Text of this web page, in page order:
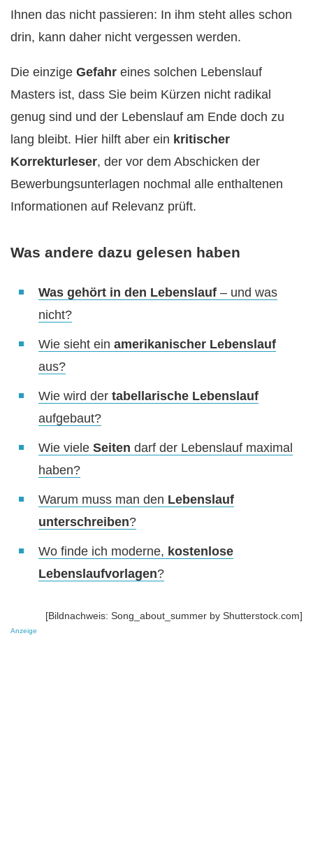
Ihnen das nicht passieren: In ihm steht alles schon
drin, kann daher nicht vergessen werden.
Die einzige Gefahr eines solchen Lebenslauf
Masters ist, dass Sie beim Kürzen nicht radikal
genug sind und der Lebenslauf am Ende doch zu
lang bleibt. Hier hilft aber ein kritischer
Korrekturleser, der vor dem Abschicken der
Bewerbungsunterlagen nochmal alle enthaltenen
Informationen auf Relevanz prüft.
Was andere dazu gelesen haben
Was gehört in den Lebenslauf – und was
nicht?
Wie sieht ein amerikanischer Lebenslauf
aus?
Wie wird der tabellarische Lebenslauf
aufgebaut?
Wie viele Seiten darf der Lebenslauf maximal
haben?
Warum muss man den Lebenslauf
unterschreiben?
Wo finde ich moderne, kostenlose
Lebenslaufvorlagen?
[Bildnachweis: Song_about_summer by Shutterstock.com]
Anzeige